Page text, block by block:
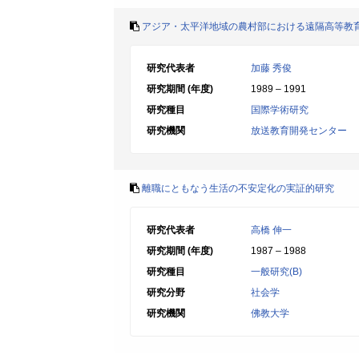
アジア・太平洋地域の農村部における遠隔高等教
研究代表者
加藤 秀俊
研究期間 (年度)
1989 – 1991
研究種目
国際学術研究
研究機関
放送教育開発センター
離職にともなう生活の不安定化の実証的研究
研究代表者
高橋 伸一
研究期間 (年度)
1987 – 1988
研究種目
一般研究(B)
研究分野
社会学
研究機関
佛教大学